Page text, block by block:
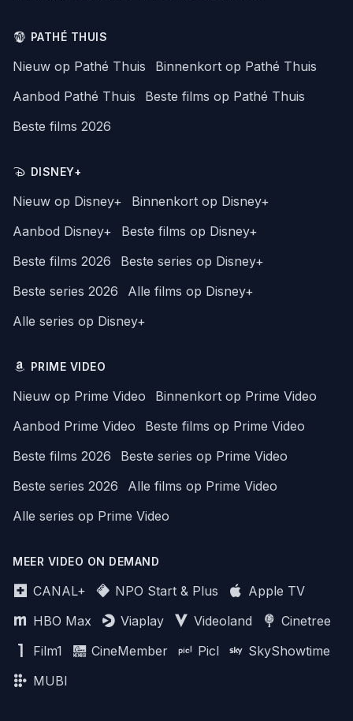
PATHÉ THUIS
Nieuw op Pathé Thuis
Binnenkort op Pathé Thuis
Aanbod Pathé Thuis
Beste films op Pathé Thuis
Beste films 2026
DISNEY+
Nieuw op Disney+
Binnenkort op Disney+
Aanbod Disney+
Beste films op Disney+
Beste films 2026
Beste series op Disney+
Beste series 2026
Alle films op Disney+
Alle series op Disney+
PRIME VIDEO
Nieuw op Prime Video
Binnenkort op Prime Video
Aanbod Prime Video
Beste films op Prime Video
Beste films 2026
Beste series op Prime Video
Beste series 2026
Alle films op Prime Video
Alle series op Prime Video
MEER VIDEO ON DEMAND
CANAL+ NPO Start & Plus
Apple TV
HBO Max
Viaplay Videoland
Cinetree
Film1
CineMember Picl
SkyShowtime
MUBI